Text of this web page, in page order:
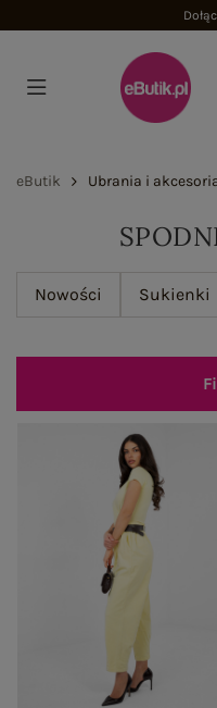
eButik Ubrania i
Nowości Sukienki